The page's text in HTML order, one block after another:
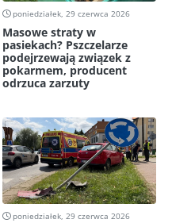
poniedziałek, 29 czerwca 2026
Masowe straty w
pasiekach? Pszczelarze
podejrzewają związek z
pokarmem, producent
odrzuca zarzuty
poniedziałek, 29 czerwca 2026